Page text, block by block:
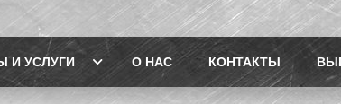
И УСЛУГИ О НАС КОНТАКТЫ